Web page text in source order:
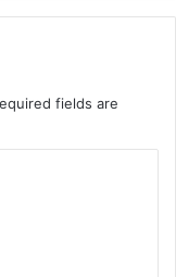
fields are